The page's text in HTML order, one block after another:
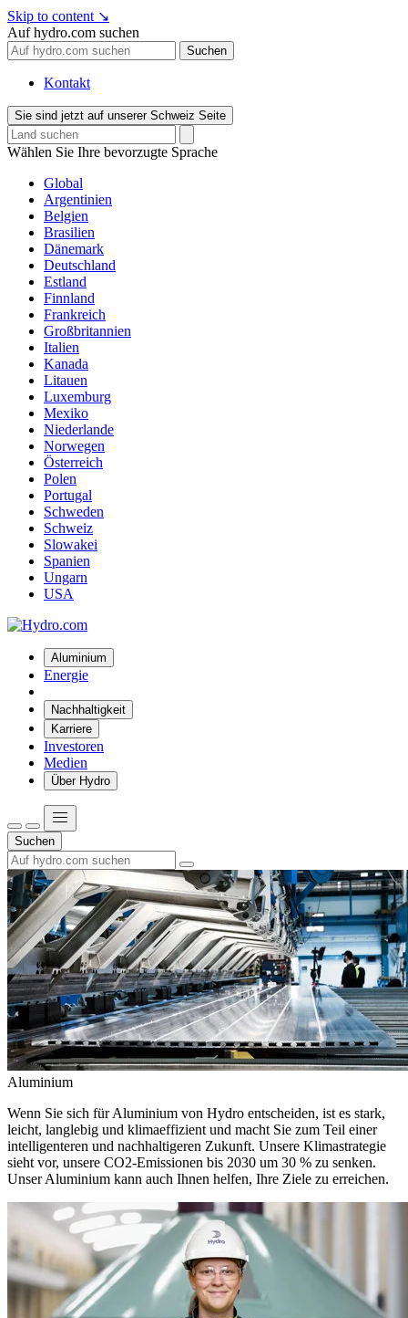
Skip to content ↘
Auf hydro.com suchen
Suchen
Kontakt
Sie sind jetzt auf unserer Schweiz Seite
Wählen Sie Ihre bevorzugte Sprache
Global
Argentinien
Belgien
Brasilien
Dänemark
Deutschland
Estland
Finnland
Frankreich
Großbritannien
Italien
Kanada
Litauen
Luxemburg
Mexiko
Niederlande
Norwegen
Österreich
Polen
Portugal
Schweden
Schweiz
Slowakei
Spanien
Ungarn
USA
Aluminium
Energie
Nachhaltigkeit
Karriere
Investoren
Medien
Über Hydro
Suchen
Aluminium
Wenn Sie sich für Aluminium von Hydro entscheiden, ist es stark,
leicht, langlebig und klimaeffizient und macht Sie zum Teil einer
intelligenteren und nachhaltigeren Zukunft. Unsere Klimastrategie
sieht vor, unsere CO2-Emissionen bis 2030 um 30 % zu senken.
Unser Aluminium kann auch Ihnen helfen, Ihre Ziele zu erreichen.